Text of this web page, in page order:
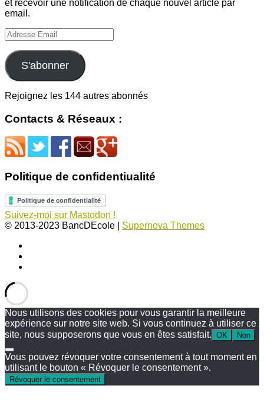
et recevoir une notification de chaque nouvel article par
email.
Adresse
Email
S'abonner
Rejoignez les 144 autres abonnés
Contacts & Réseaux :
Politique de confidentiualité
Suivez-moi sur Mastodon !
© 2013-2023 BancDEcole
Supernova Themes
Nous utilisons des cookies pour vous garantir la meilleure
expérience sur notre site web. Si vous continuez à utiliser ce
site, nous supposerons que vous en êtes satisfait. OK Non
Vous pouvez révoquer votre consentement à tout moment en
utilisant le bouton « Révoquer le consentement ».
Révoquer le consentement